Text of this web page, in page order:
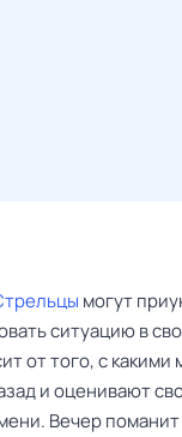
могут
ситуацию в
от того, с
и оценивают
Вечер